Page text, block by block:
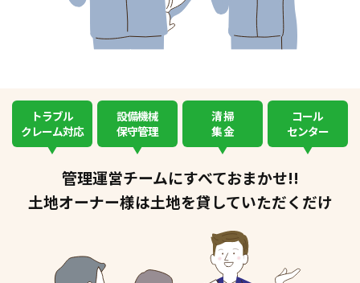
トラブル
クレーム対応
設備機械
保守管理
清 掃
集 金
コール
センター
管理運営チームにすべておまかせ!!
土地オーナー様は土地を貸していただくだけ